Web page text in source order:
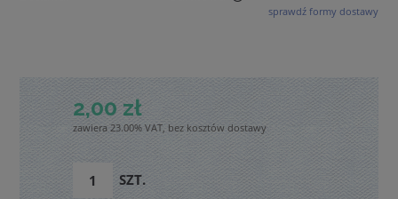
Cena nie zawiera ewentualnych kosztów płatności
sprawdź formy dostawy
2,00 zł
zawiera 23.00% VAT, bez kosztów dostawy
SZT.